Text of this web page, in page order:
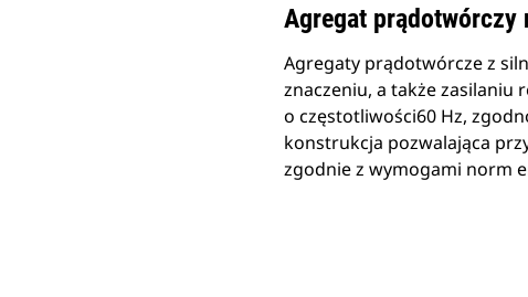
Agregat prądotwórczy
Agregaty prądotwórcze z
znaczeniu, a także zasilaniu
o częstotliwości60 Hz,
konstrukcja pozwalająca
zgodnie z wymogami norm